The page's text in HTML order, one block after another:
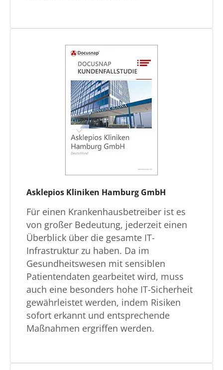
Asklepios Kliniken Hamburg GmbH
Für einen Krankenhausbetreiber ist es
von großer Bedeutung, jederzeit einen
Überblick über die gesamte IT-
Infrastruktur zu haben. Da im
Gesundheitswesen mit sensiblen
Patientendaten gearbeitet wird, muss
auch eine besonders hohe IT-Sicherheit
gewährleistet werden, indem Risiken
sofort erkannt und entsprechende
Maßnahmen ergriffen werden.